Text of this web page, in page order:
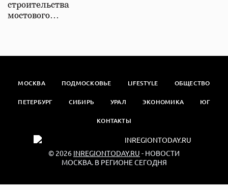
строительства
мостового…
МОСКВА ПОДМОСКОВЬЕ LIFESTYLE ОБЩЕСТВО
ПЕТЕРБУРГ СИБИРЬ УРАЛ ЭКОНОМИКА ЮГ
КОНТАКТЫ
© 2026 INREGIONTODAY.RU - НОВОСТИ
МОСКВА. В РЕГИОНЕ СЕГОДНЯ